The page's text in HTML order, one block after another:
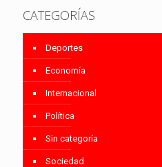
CATEGORÍAS
Deportes
Economía
Internacional
Política
Sin categoría
Sociedad